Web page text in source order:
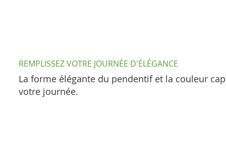
REMPLISSEZ VOTRE JOURNÉE D'ÉLÉGANCE
La forme élégante du pendentif et la couleur
votre journée.